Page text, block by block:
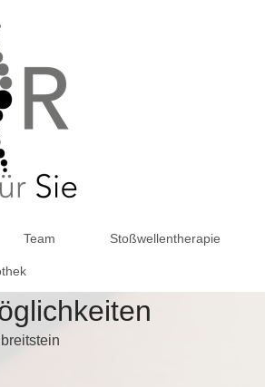
Team Stoßwellentherapie